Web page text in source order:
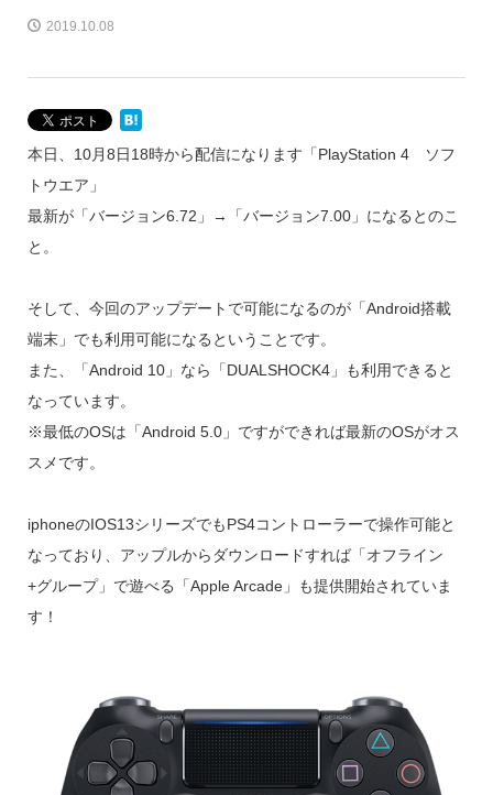
2019.10.08
本日、10月8日18時から配信になります「PlayStation 4 ソフ
トウエア」
最新が「バージョン6.72」→「バージョン7.00」になるとのこ
と。
そして、今回のアップデートで可能になるのが「Android搭載
端末」でも利用可能になるということです。
また、「Android 10」なら「DUALSHOCK4」も利用できると
なっています。
※最低のOSは「Android 5.0」ですができれば最新のOSがオス
スメです。
iphoneのIOS13シリーズでもPS4コントローラーで操作可能と
なっており、アップルからダウンロードすれば「オフライン
+グループ」で遊べる「Apple Arcade」も提供開始されていま
す！